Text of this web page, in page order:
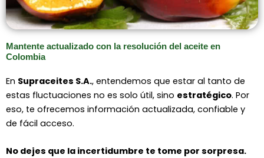
Mantente actualizado con la resolución del aceite en
Colombia
En Supraceites S.A., entendemos que estar al tanto de
estas fluctuaciones no es solo útil, sino estratégico. Por
eso, te ofrecemos información actualizada, confiable y
de fácil acceso.
No dejes que la incertidumbre te tome por sorpresa.